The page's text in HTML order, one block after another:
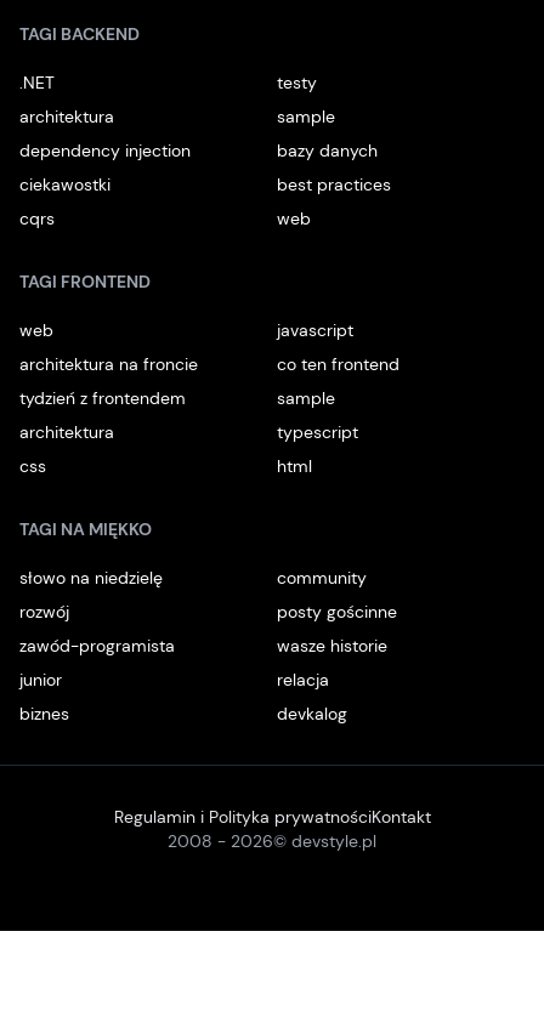
TAGI BACKEND
.NET
testy
architektura
sample
dependency injection
bazy danych
ciekawostki
best practices
cqrs
web
TAGI FRONTEND
web
javascript
architektura na froncie
co ten frontend
tydzień z frontendem
sample
architektura
typescript
css
html
TAGI NA MIĘKKO
słowo na niedzielę
community
rozwój
posty gościnne
zawód-programista
wasze historie
junior
relacja
biznes
devkalog
2008 - 2026© devstyle.pl
Regulamin i Polityka prywatnościKontakt